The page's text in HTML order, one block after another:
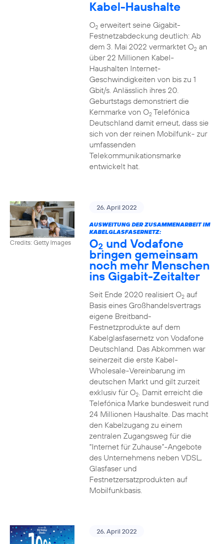
Kabel-Haushalte
O2erweitert seine Gigabit-
Festnetzabdeckung deutlich: Ab
dem 3. Mai 2022 vermarktet O2an
über 22 Millionen Kabel-
Haushalten Internet-
Geschwindigkeiten von bis zu 1
Gbit/s. Anlässlich ihres 20.
Geburtstags demonstriert die
Kernmarke von O2Telefónica
Deutschland damit erneut, dass sie
sich von der reinen Mobilfunk- zur
umfassenden
Telekommunikationsmarke
entwickelt hat.
Credits: Getty Images
26. April 2022
AUSWEITUNG DER ZUSAMMENARBEIT IM
KABELGLASFASERNETZ:
O2 und Vodafone
bringen gemeinsam
noch mehr Menschen
ins Gigabit-Zeitalter
Seit Ende 2020 realisiert O2auf
Basis eines Großhandelsvertrags
eigene Breitband-
Festnetzprodukte auf dem
Kabelglasfasernetz von Vodafone
Deutschland. Das Abkommen war
seinerzeit die erste Kabel-
Wholesale-Vereinbarung im
deutschen Markt und gilt zurzeit
exklusiv für O2. Damit erreicht die
Telefónica Marke bundesweit rund
24 Millionen Haushalte. Das macht
den Kabelzugang zu einem
zentralen Zugangsweg für die
“Internet für Zuhause”-Angebote
des Unternehmens neben VDSL,
Glasfaser und
Festnetzersatzprodukten auf
Mobilfunkbasis.
26. April 2022